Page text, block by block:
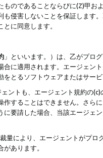
ものであることならびに(Z)甲
も侵害しないことを保証します
に同意します。
」といいます。）は、乙がプロ
合に適用されます。エージェン
をとるソフトウェアまたはサー
ントも、エージェント規約の
作することはできません。さら
に要請した場合、当該エージェ
量により、エージェントがプ
あります。